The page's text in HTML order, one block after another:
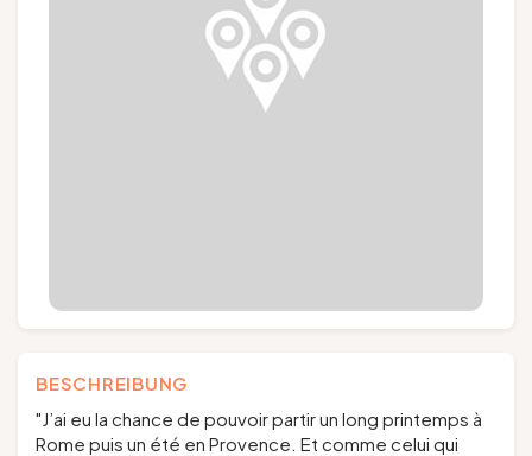
BESCHREIBUNG
"J’ai eu la chance de pouvoir partir un long printemps à
Rome puis un été en Provence. Et comme celui qui